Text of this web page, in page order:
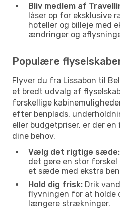
Bliv medlem af
låser op for eksklusive
hoteller og billeje med
ændringer og
Populære
Flyver du fra Lissabon til
et bredt udvalg af
forskellige
efter benplads,
eller budgetpriser, er der
dine behov.
Vælg det rigtige sæde:
det gøre en stor
et sæde med ekstra
Hold dig frisk: Drik
flyvningen for at holde
længere strækninger.